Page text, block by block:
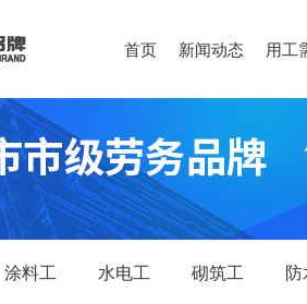
首页 新闻动态 用工
涂料工 水电工 砌筑工